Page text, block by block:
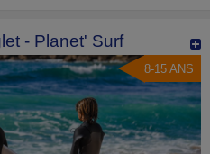
- Planet' Surf
8-15 ANS